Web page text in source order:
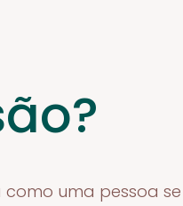
uma pessoa se